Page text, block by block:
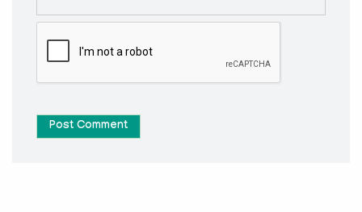
Post Comment